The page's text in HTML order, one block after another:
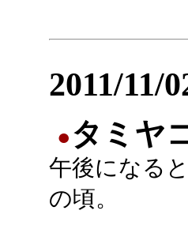
2011/11/
●タミヤ
午後になる
の頃。